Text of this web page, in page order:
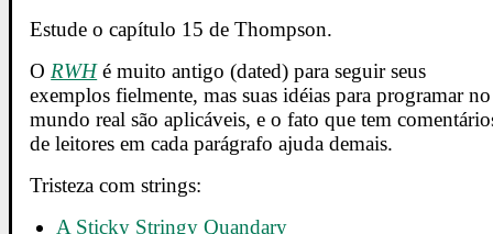
Estude o capítulo 15 de Thompson.
O RWHé muito antigo (dated) para seguir seus
exemplos fielmente, mas suas idéias para programar no
mundo real são aplicáveis, e o fato que tem
de leitores em cada parágrafo ajuda demais.
Tristeza com strings:
A Sticky Stringy Quandary